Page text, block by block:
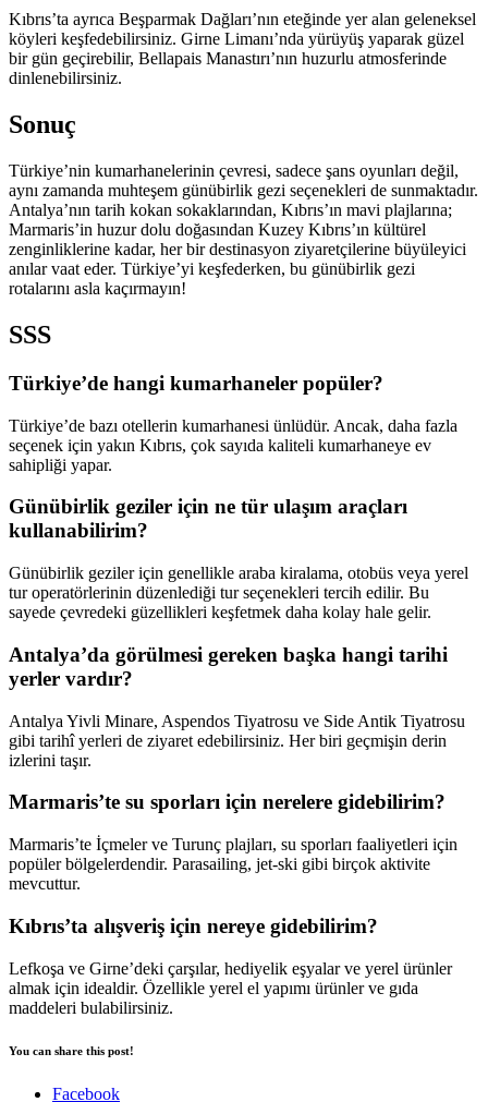
Kıbrıs’ta ayrıca Beşparmak Dağları’nın eteğinde yer alan geleneksel
köyleri keşfedebilirsiniz. Girne Limanı’nda yürüyüş yaparak güzel
bir gün geçirebilir, Bellapais Manastırı’nın huzurlu atmosferinde
dinlenebilirsiniz.
Sonuç
Türkiye’nin kumarhanelerinin çevresi, sadece şans oyunları değil,
aynı zamanda muhteşem günübirlik gezi seçenekleri de sunmaktadır.
Antalya’nın tarih kokan sokaklarından, Kıbrıs’ın mavi plajlarına;
Marmaris’in huzur dolu doğasından Kuzey Kıbrıs’ın kültürel
zenginliklerine kadar, her bir destinasyon ziyaretçilerine büyüleyici
anılar vaat eder. Türkiye’yi keşfederken, bu günübirlik gezi
rotalarını asla kaçırmayın!
SSS
Türkiye’de hangi kumarhaneler popüler?
Türkiye’de bazı otellerin kumarhanesi ünlüdür. Ancak, daha fazla
seçenek için yakın Kıbrıs, çok sayıda kaliteli kumarhaneye ev
sahipliği yapar.
Günübirlik geziler için ne tür ulaşım araçları
kullanabilirim?
Günübirlik geziler için genellikle araba kiralama, otobüs veya yerel
tur operatörlerinin düzenlediği tur seçenekleri tercih edilir. Bu
sayede çevredeki güzellikleri keşfetmek daha kolay hale gelir.
Antalya’da görülmesi gereken başka hangi tarihi
yerler vardır?
Antalya Yivli Minare, Aspendos Tiyatrosu ve Side Antik Tiyatrosu
gibi tarihî yerleri de ziyaret edebilirsiniz. Her biri geçmişin derin
izlerini taşır.
Marmaris’te su sporları için nerelere gidebilirim?
Marmaris’te İçmeler ve Turunç plajları, su sporları faaliyetleri için
popüler bölgelerdendir. Parasailing, jet-ski gibi birçok aktivite
mevcuttur.
Kıbrıs’ta alışveriş için nereye gidebilirim?
Lefkoşa ve Girne’deki çarşılar, hediyelik eşyalar ve yerel ürünler
almak için idealdir. Özellikle yerel el yapımı ürünler ve gıda
maddeleri bulabilirsiniz.
You can share this post!
Facebook